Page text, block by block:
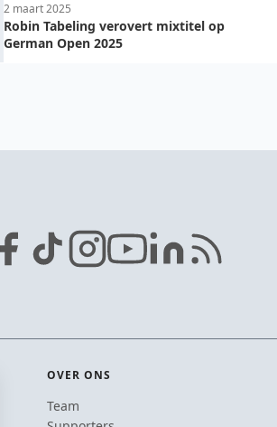
2 maart 2025
Robin Tabeling verovert mixtitel op
German Open 2025
OVER ONS
Team